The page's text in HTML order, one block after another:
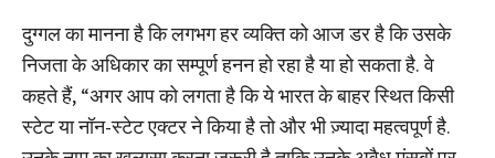
दुग्गल का मानना है कि लगभग हर व्यक्ति को आज डर है कि उसके
निजता के अधिकार का सम्पूर्ण हनन हो रहा है या हो सकता है. वे
कहते हैं, “अगर आप को लगता है कि ये भारत के बाहर स्थित किसी
स्टेट या नॉन-स्टेट एक्टर ने किया है तो और भी ज़्यादा महत्वपूर्ण है.